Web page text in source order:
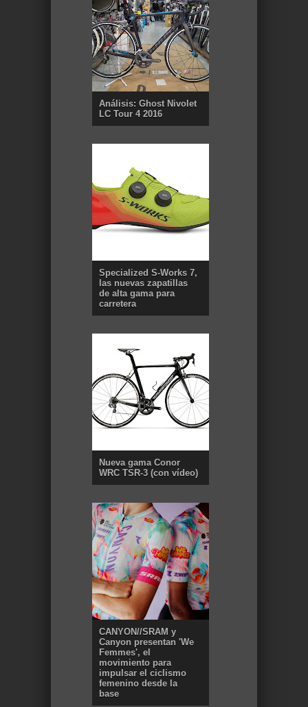
Análisis: Ghost Nivolet
LC Tour 4 2016
Specialized S-Works 7,
las nuevas zapatillas
de alta gama para
carretera
Nueva gama Conor
WRC TSR-3 (con vídeo)
CANYON//SRAM y
Canyon presentan 'We
Femmes', el
movimiento para
impulsar el ciclismo
femenino desde la
base